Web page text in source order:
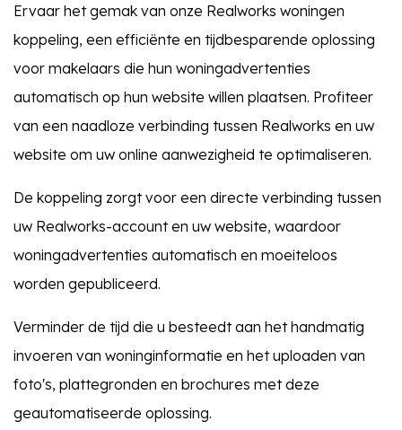
Ervaar het gemak van onze Realworks woningen
koppeling, een efficiënte en tijdbesparende oplossing
voor makelaars die hun woningadvertenties
automatisch op hun website willen plaatsen. Profiteer
van een naadloze verbinding tussen Realworks en uw
website om uw online aanwezigheid te optimaliseren.
De koppeling zorgt voor een directe verbinding tussen
uw Realworks-account en uw website, waardoor
woningadvertenties automatisch en moeiteloos
worden gepubliceerd.
Verminder de tijd die u besteedt aan het handmatig
invoeren van woninginformatie en het uploaden van
foto's, plattegronden en brochures met deze
geautomatiseerde oplossing.